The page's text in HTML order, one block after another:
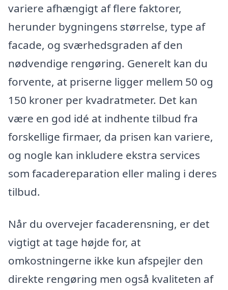
variere afhængigt af flere faktorer,
herunder bygningens størrelse, type af
facade, og sværhedsgraden af den
nødvendige rengøring. Generelt kan du
forvente, at priserne ligger mellem 50 og
150 kroner per kvadratmeter. Det kan
være en god idé at indhente tilbud fra
forskellige firmaer, da prisen kan variere,
og nogle kan inkludere ekstra services
som facadereparation eller maling i deres
tilbud.
Når du overvejer facaderensning, er det
vigtigt at tage højde for, at
omkostningerne ikke kun afspejler den
direkte rengøring men også kvaliteten af